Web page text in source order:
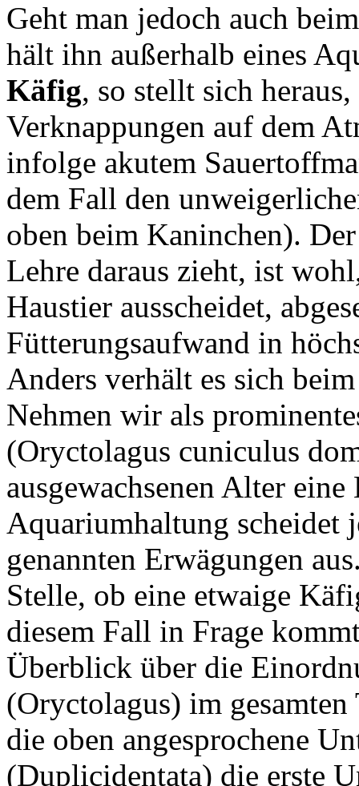
Geht man jedoch auch
hält ihn außerhalb eines
Käfig, so stellt sich
Verknappungen auf dem
infolge akutem
dem Fall den
oben beim Kaninchen).
Lehre daraus zieht, ist
Haustier ausscheidet,
Fütterungsaufwand in
Anders verhält es sich
Nehmen wir als
(Oryctolagus cuniculus
ausgewachsenen Alter
Aquariumhaltung scheidet
genannten Erwägungen
Stelle, ob eine etwaige
diesem Fall in Frage
Überblick über die
(Oryctolagus) im
die oben angesprochene
(Duplicidentata) die erste